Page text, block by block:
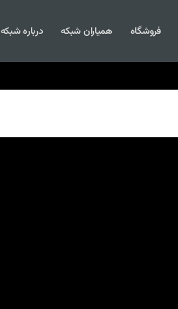
فروشگاه همیاران شبکه درباره شبکه